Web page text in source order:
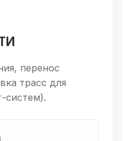
перенос
трасс для
систем).